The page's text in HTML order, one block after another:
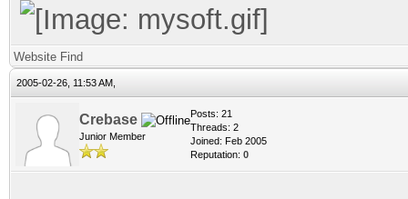
Website Find
2005-02-26, 11:53 AM,
Crebase
Junior Member
Posts: 21
Threads: 2
Joined: Feb 2005
Reputation: 0